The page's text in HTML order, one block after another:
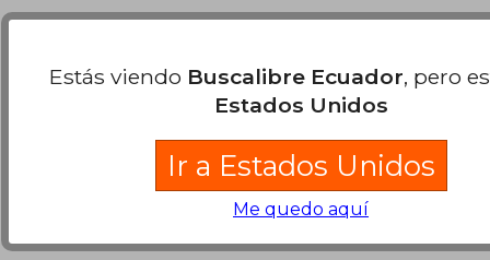
Estás viendo Buscalibre Ecuador, pero
Estados Unidos
Ir a Estados Unidos
Me quedo aquí